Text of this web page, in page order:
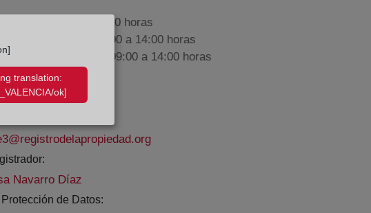
de 09:00 a 17:00 horas
a viernes de 09:00 a 14:00 horas
31 de diciembre de 09:00 a 14:00 horas
Navarro Díaz
de Datos:
translation:
ok]